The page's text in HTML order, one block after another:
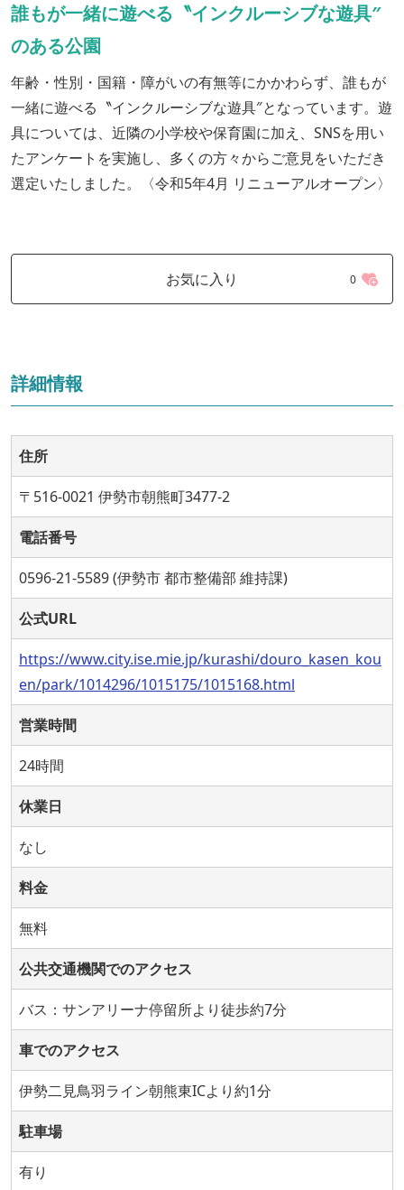
誰もが一緒に遊べる〝インクルーシブな遊具″
のある公園
年齢・性別・国籍・障がいの有無等にかかわらず、誰もが
一緒に遊べる〝インクルーシブな遊具″となっています。遊
具については、近隣の小学校や保育園に加え、SNSを用い
たアンケートを実施し、多くの方々からご意見をいただき
選定いたしました。〈令和5年4月 リニューアルオープン〉
お気に入り 0
詳細情報
住所
〒516-0021 伊勢市朝熊町3477-2
電話番号
0596-21-5589 (伊勢市 都市整備部 維持課)
公式URL
https://www.city.ise.mie.jp/kurashi/douro_kasen_kou
en/park/1014296/1015175/1015168.html
営業時間
24時間
休業日
なし
料金
無料
公共交通機関でのアクセス
バス：サンアリーナ停留所より徒歩約7分
車でのアクセス
伊勢二見鳥羽ライン朝熊東ICより約1分
駐車場
有り